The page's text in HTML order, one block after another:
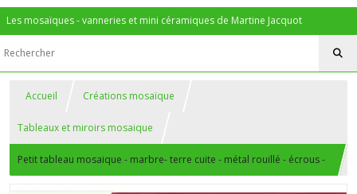
Les mosaïques - vanneries et mini céramiques de Martine Jacquot
Accueil Créations mosaïque
Tableaux et miroirs mosaique
Petit tableau mosaique - marbre- terre cuite - métal rouillé - écrous -